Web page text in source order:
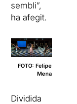
sembli”,
ha afegit.
FOTO: Felipe
Mena
Dividida